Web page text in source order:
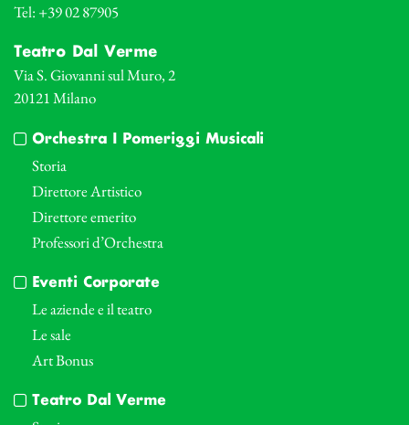
Tel: +39 02 87905
Teatro Dal Verme
Via S. Giovanni sul Muro, 2
20121 Milano
Orchestra I Pomeriggi Musicali
Storia
Direttore Artistico
Direttore emerito
Professori d’Orchestra
Eventi Corporate
Le aziende e il teatro
Le sale
Art Bonus
Teatro Dal Verme